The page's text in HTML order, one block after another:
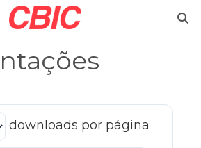
downloads por página